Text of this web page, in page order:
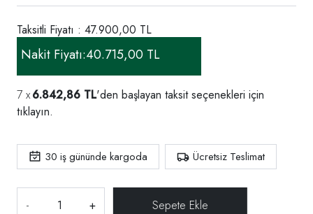
Taksitli Fiyatı : 47.900,00 TL
Nakit Fiyatı:40.715,00 TL
6.842,86 TL'den başlayan taksit seçenekleri için
tıklayın.
30 iş gününde kargoda Ücretsiz Teslimat
- +